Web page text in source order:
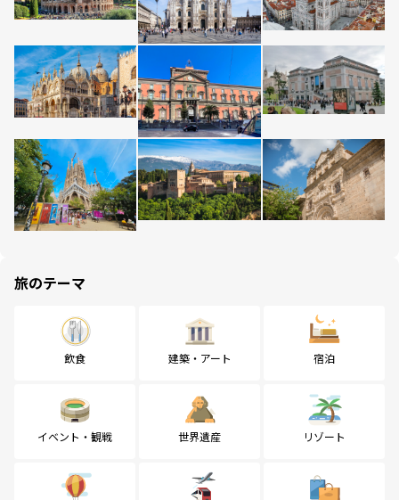
旅のテーマ
飲食 建築・アート 宿泊
イベント・観戦 世界遺産 リゾート